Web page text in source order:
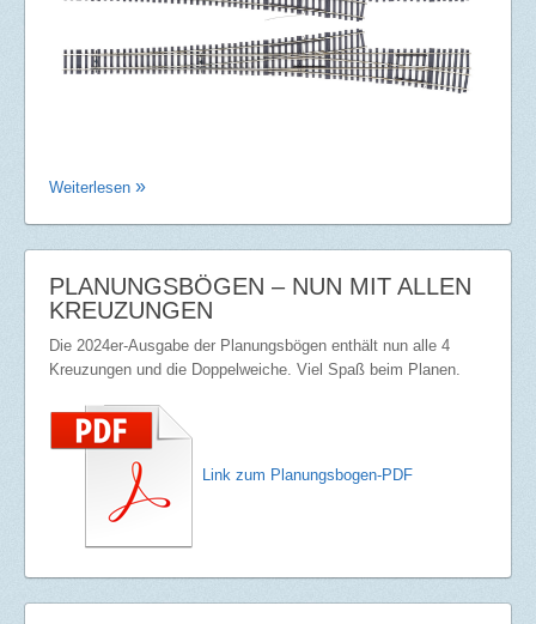
Weiterlesen
PLANUNGSBÖGEN – NUN MIT ALLEN
KREUZUNGEN
Die 2024er-Ausgabe der Planungsbögen enthält nun alle 4
Kreuzungen und die Doppelweiche. Viel Spaß beim Planen.
Link zum Planungsbogen-PDF